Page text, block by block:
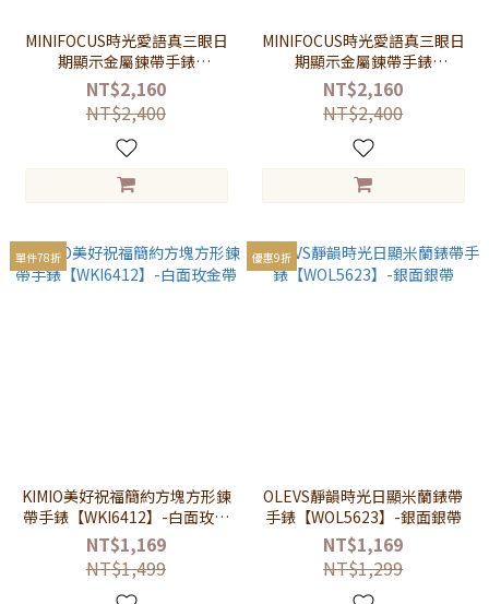
MINIFOCUS時光愛語真三眼日
期顯示金屬鍊帶手錶
【WMF0470】-黑面銀黑帶
NT$2,160
NT$2,400
MINIFOCUS時光愛語真三眼日
期顯示金屬鍊帶手錶
【WMF0470】-藍面銀藍帶
NT$2,160
NT$2,400
單件78折
KIMIO美好祝福簡約方塊方形鍊
帶手錶【WKI6412】-白面玫金
帶
NT$1,169
NT$1,499
優惠9折
OLEVS靜韻時光日顯米蘭錶帶
手錶【WOL5623】-銀面銀帶
NT$1,169
NT$1,299